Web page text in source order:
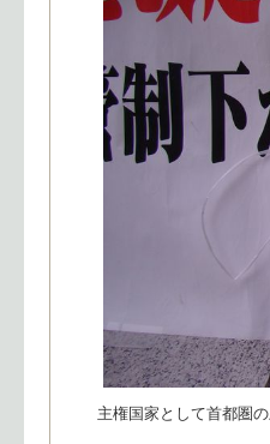
主権国家として首都圏